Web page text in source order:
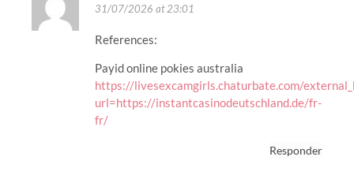
31/07/2026 at 23:01
References:
Payid online pokies australia
https://livesexcamgirls.chaturbate.com/
url=https://instantcasinodeutschland.de/fr-
fr/
Responder